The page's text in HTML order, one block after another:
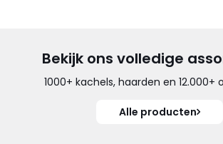
Bekijk ons volledige
1000+ kachels, haarden en 12.000+
Alle producten